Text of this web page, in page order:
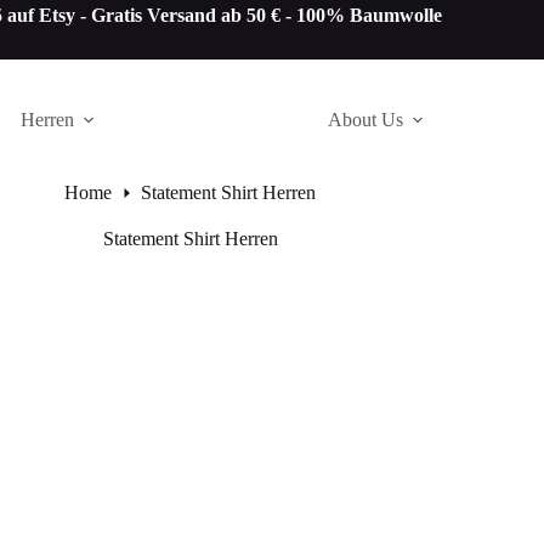
Etsy - Gratis Versand ab 50 € - 100% Baumwolle
Herren About Us
Home Statement Shirt Herren
Statement Shirt Herren